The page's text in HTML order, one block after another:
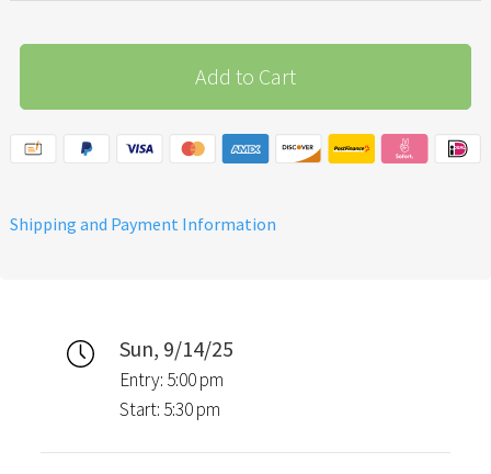
Add to Cart
Shipping and Payment Information
Sun, 9/14/25
Entry: 5:00 pm
Start: 5:30 pm